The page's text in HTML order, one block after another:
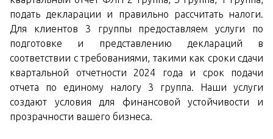
подать декларации и правильно рассчитать налоги.
Для клиентов 3 группы предоставляем услуги по
подготовке и представлению деклараций в
соответствии с требованиями, такими как сроки сдачи
квартальной отчетности 2024 года и срок подачи
отчета по единому налогу 3 группа. Наши услуги
создают условия для финансовой устойчивости и
прозрачности вашего бизнеса.